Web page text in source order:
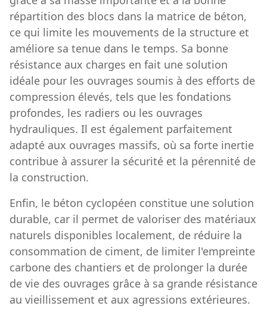
répartition des blocs dans la matrice de béton,
ce qui limite les mouvements de la structure et
améliore sa tenue dans le temps. Sa bonne
résistance aux charges en fait une solution
idéale pour les ouvrages soumis à des efforts de
compression élevés, tels que les fondations
profondes, les radiers ou les ouvrages
hydrauliques. Il est également parfaitement
adapté aux ouvrages massifs, où sa forte inertie
contribue à assurer la sécurité et la pérennité de
la construction.
Enfin, le béton cyclopéen constitue une solution
durable, car il permet de valoriser des matériaux
naturels disponibles localement, de réduire la
consommation de ciment, de limiter l'empreinte
carbone des chantiers et de prolonger la durée
de vie des ouvrages grâce à sa grande résistance
au vieillissement et aux agressions extérieures.